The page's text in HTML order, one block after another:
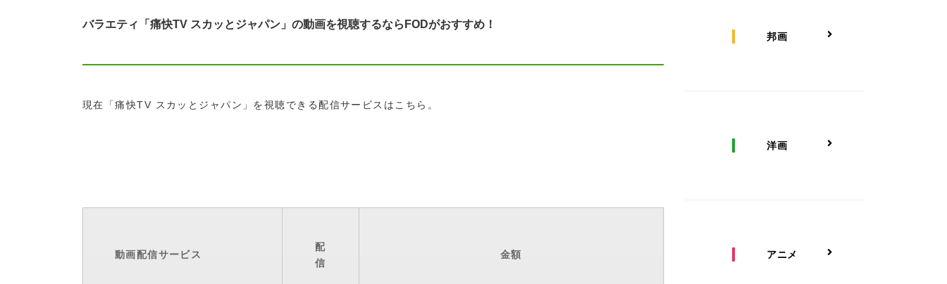
バラエティ「痛快TV スカッとジャパン」の動画を視聴するならFODがおすすめ！
現在「痛快TV スカッとジャパン」を視聴できる配信サービスはこちら。
動画配信サービス
配
信
金額
邦画
洋画
アニメ